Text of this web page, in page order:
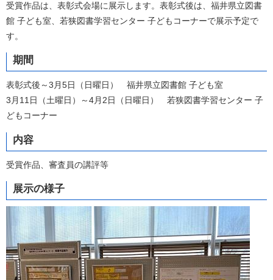
受賞作品は、表彰式会場に展示します。表彰式後は、福井県立図書
館 子ども室、若狭図書学習センター 子どもコーナーで展示予定で
す。
期間
表彰式後～3月5日（日曜日） 福井県立図書館 子ども室
3月11日（土曜日）～4月2日（日曜日） 若狭図書学習センター 子
どもコーナー
内容
受賞作品、審査員の講評等
展示の様子